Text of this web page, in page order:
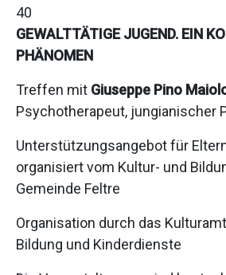
40
GEWALTTÄTIGE JUGEND. EIN
PHÄNOMEN
Treffen mit Giuseppe Pino
Psychotherapeut, jungianischer
Unterstützungsangebot für
organisiert vom Kultur- und
Gemeinde Feltre
Organisation durch das
Bildung und Kinderdienste